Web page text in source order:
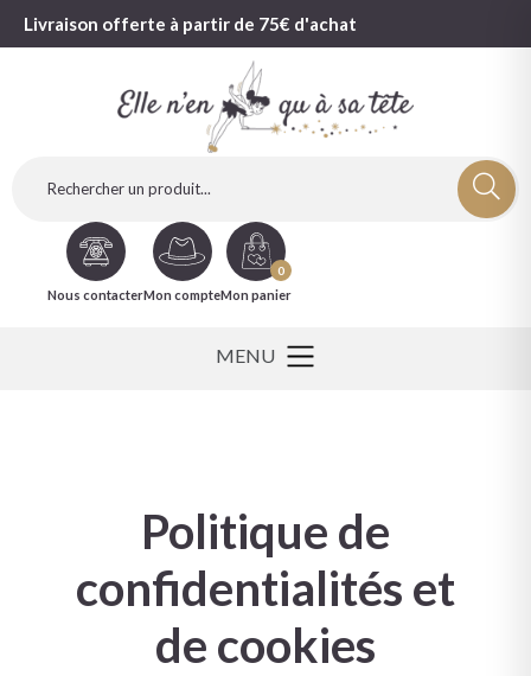
Livraison offerte à partir de 75€ d'achat
Nous contacterMon compte
0
Mon panier
Politique de
confidentialités et
de cookies